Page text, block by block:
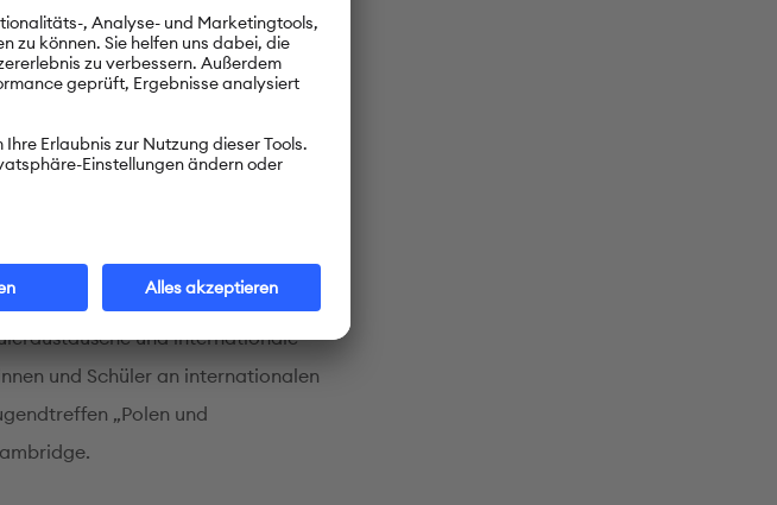
mit Erfolg an vielen wichtigen
teil und werden in Deutsch-AGs
Austausch
Kontakte und
Deutsch, Französisch und
Tage der Europäischen
und internationale
und Schüler an internationalen
„Polen und